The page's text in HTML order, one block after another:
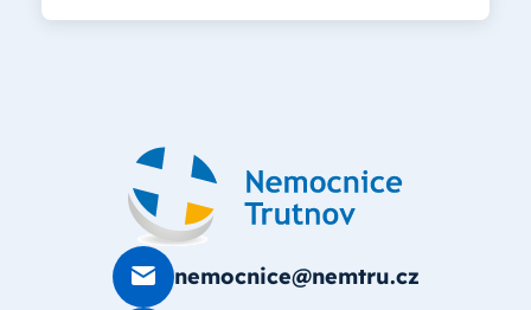
nemocnice@nemtru.cz